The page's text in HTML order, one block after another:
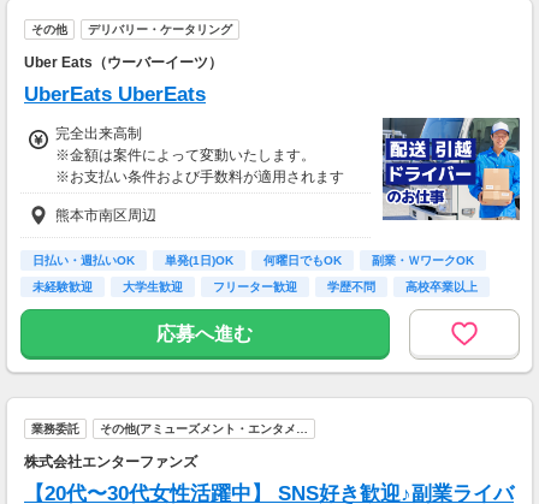
その他 デリバリー・ケータリング
Uber Eats（ウーバーイーツ）
UberEats UberEats
完全出来高制
※金額は案件によって変動いたします。
※お支払い条件および手数料が適用されます
熊本市南区周辺
日払い・週払いOK 単発(1日)OK 何曜日でもOK
副業・ＷワークOK
未経験歓迎
大学生歓迎 フリーター歓迎 学歴不問 高校卒業以上
応募へ進む
業務委託 その他(アミューズメント・エンタメ…
株式会社エンターファンズ
【20代〜30代女性活躍中】 SNS好き歓迎♪副業ライバ